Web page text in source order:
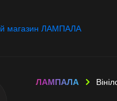
ЛАМПАЛА